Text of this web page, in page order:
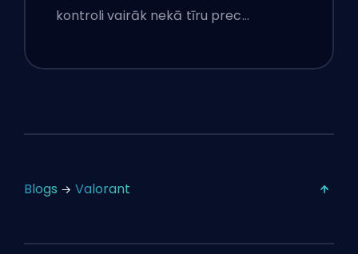
kontroli vairāk nekā tīru prec…
Blogs Valorant